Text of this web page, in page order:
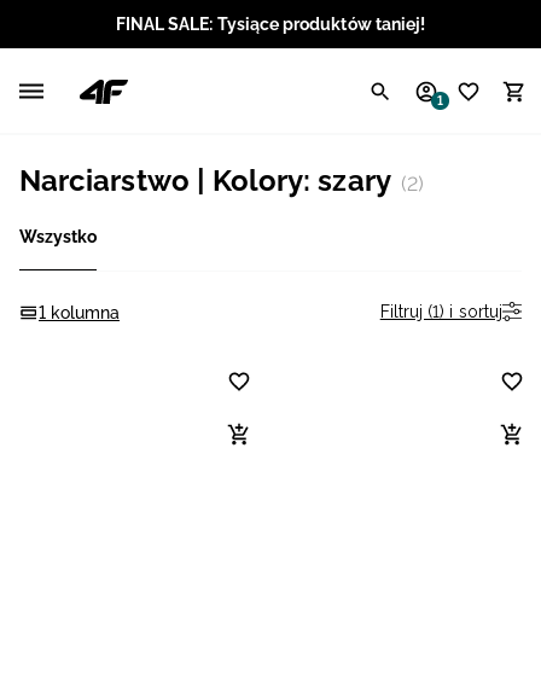
FINAL SALE: Tysiące produktów taniej!
1
Narciarstwo | Kolory: szary (2)
Wszystko
1 kolumna Filtruj (1) i sortuj
Angielski / USD
Chorwacki / EUR